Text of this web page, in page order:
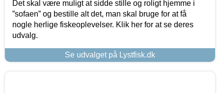
Det skal være muligt at sidde stille og roligt hjemme i
”sofaen” og bestille alt det, man skal bruge for at få
nogle herlige fiskeoplevelser. Klik her for at se deres
udvalg.
Se udvalget på Lystfisk.dk